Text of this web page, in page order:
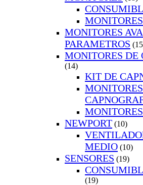
MONITORES
PARAMETROS
MONITORES DE
(14)
KIT DE
NEWPORT (10)
MEDIO (10)
SENSORES (19)
(19)